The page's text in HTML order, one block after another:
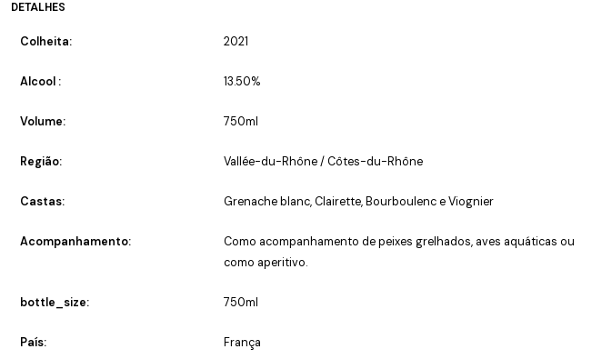
DETALHES
Colheita: 2021
Alcool : 13.50%
Volume: 750ml
Região: Vallée-du-Rhône / Côtes-du-Rhône
Castas: Grenache blanc, Clairette, Bourboulenc e Viognier
Acompanhamento:
Como acompanhamento de peixes grelhados, aves aquáticas ou
como aperitivo.
bottle_size: 750ml
País: França